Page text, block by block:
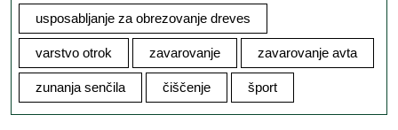
usposabljanje za obrezovanje dreves
varstvo otrok zavarovanje zavarovanje avta
zunanja senčila čiščenje šport